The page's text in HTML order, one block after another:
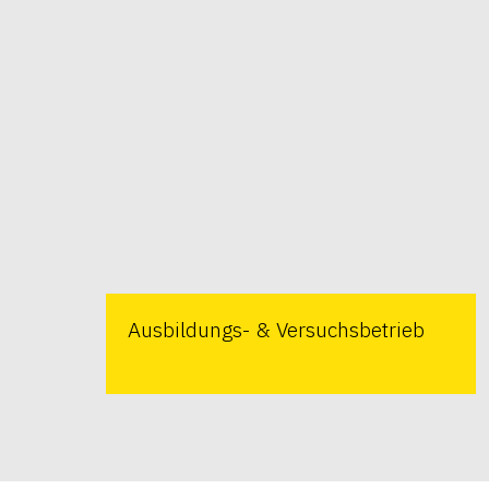
Ausbildungs- & Versuchsbetrieb